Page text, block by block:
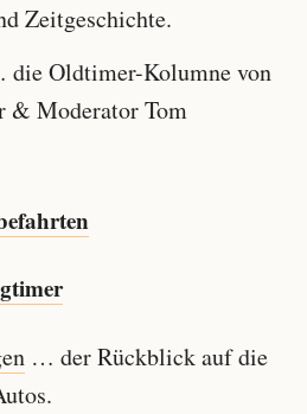
Zeitgeschichte.
Oldtimer-Kolumne von
& Moderator Tom
… der Rückblick auf die